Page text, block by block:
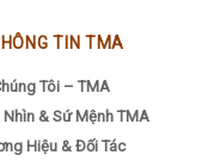
TIN TMA
Tôi – TMA
Nhìn & Sứ Mệnh TMA
Hiệu & Đối Tác